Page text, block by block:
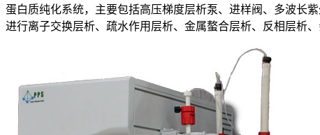
蛋白质纯化系统，主要包括高压梯度层析泵、进样阀、多波长
进行离子交换层析、疏水作用层析、金属螯合层析、反相层析